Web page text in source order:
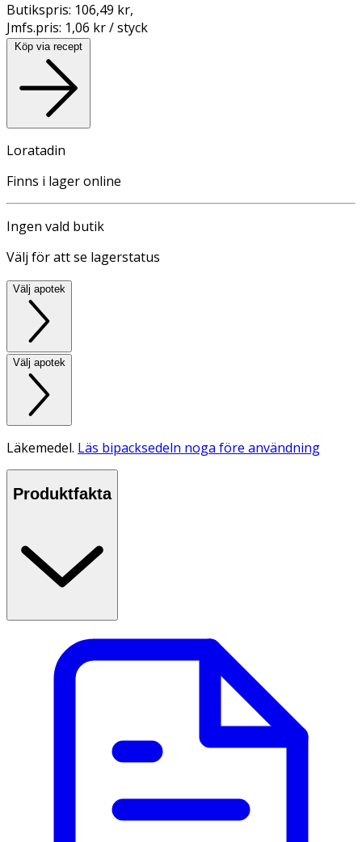
Butikspris: 106,49 kr,
Jmfs.pris: 1,06 kr / styck
Köp via recept
Loratadin
Finns i lager online
Ingen vald butik
Välj för att se lagerstatus
Välj apotek
Välj apotek
Läkemedel. Läs bipacksedeln noga före användning
Produktfakta